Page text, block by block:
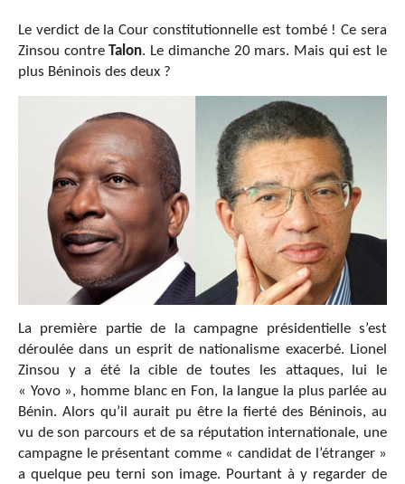
Le verdict de la Cour constitutionnelle est tombé ! Ce sera
Zinsou contreTalon. Le dimanche 20 mars. Mais qui est le
plus Béninois des deux ?
La première partie de la campagne présidentielle s’est
déroulée dans un esprit de nationalisme exacerbé. Lionel
Zinsou y a été la cible de toutes les attaques, lui le
« Yovo », homme blanc en Fon, la langue la plus parlée au
Bénin. Alors qu’il aurait pu être la fierté des Béninois, au
vu de son parcours et de sa réputation internationale, une
campagne le présentant comme « candidat de l’étranger »
a quelque peu terni son image. Pourtant à y regarder de